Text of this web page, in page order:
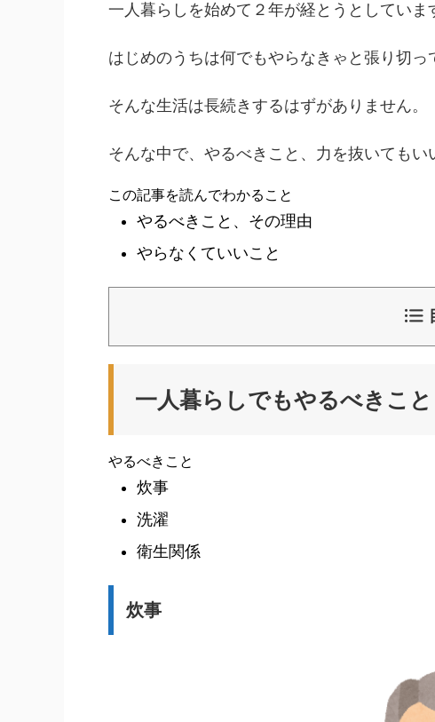
一人暮らしを始めて２年が経とうとしていま
はじめのうちは何でもやらなきゃと張り切っ
そんな生活は長続きするはずがありません。
そんな中で、やるべきこと、力を抜いてもい
この記事を読んでわかること
やるべきこと、その理由
やらなくていいこと
一人暮らしでもやるべきこと
やるべきこと
炊事
洗濯
衛生関係
炊事